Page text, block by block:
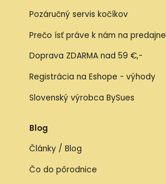
Pozáručný servis kočíkov
Prečo ísť práve k nám na predajne
Doprava ZDARMA nad 59 €,-
Registrácia na Eshope - výhody
Slovenský výrobca BySues
Blog
Články / Blog
Čo do pôrodnice